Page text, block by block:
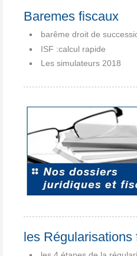
Baremes fiscaux
barême droit de
ISF :calcul rapide
Les simulateurs 2018
les Régularisations